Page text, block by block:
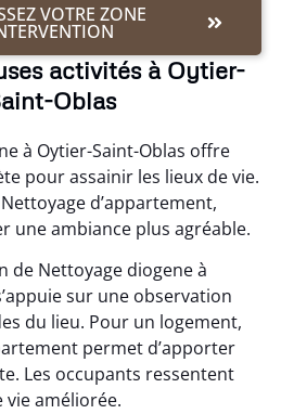
VOTRE ZONE
activités à Oytier-
Oblas
à Oytier-Saint-Oblas offre
pour assainir les lieux de vie.
Nettoyage d’appartement,
une ambiance plus agréable.
de Nettoyage diogene à
sur une observation
du lieu. Pour un logement,
permet d’apporter
Les occupants ressentent
améliorée.